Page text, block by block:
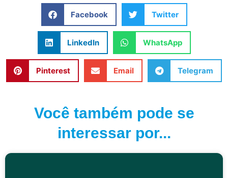
Facebook Twitter
LinkedIn WhatsApp
Pinterest Email Telegram
Você também pode se
interessar por...